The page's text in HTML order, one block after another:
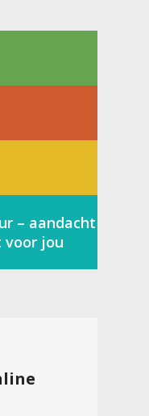
– aandacht
voor jou